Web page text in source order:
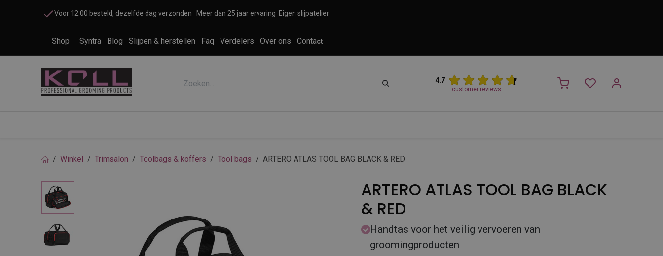
Voor 12:00 besteld, dezelfde dag verzonden Meer dan 25 jaar ervaring Eigen slijpatelier
Shop Syntra Blog Slijpen & herstellen Faq Verdelers Over ons Contact
4.7
customer reviews
Winkel Trimsalon Toolbags & koffers Tool bags ARTERO ATLAS TOOL BAG BLACK & RED
ARTERO ATLAS TOOL BAG BLACK
& RED
Handtas voor het veilig vervoeren van
groomingproducten